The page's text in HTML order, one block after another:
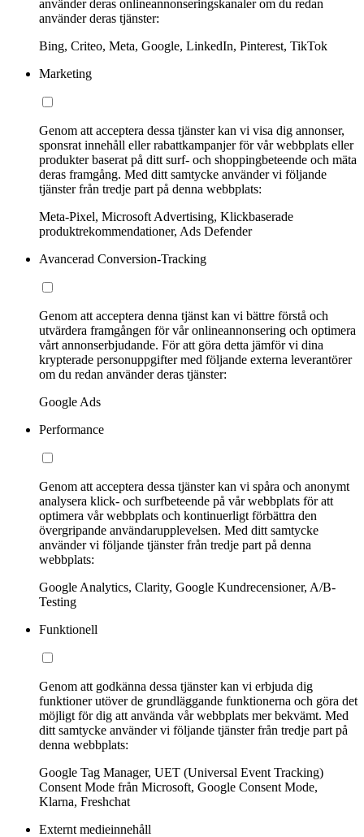
använder deras onlineannonseringskanaler om du redan
använder deras tjänster:
Bing, Criteo, Meta, Google, LinkedIn, Pinterest, TikTok
Marketing
Genom att acceptera dessa tjänster kan vi visa dig annonser,
sponsrat innehåll eller rabattkampanjer för vår webbplats eller
produkter baserat på ditt surf- och shoppingbeteende och mäta
deras framgång. Med ditt samtycke använder vi följande
tjänster från tredje part på denna webbplats:
Meta-Pixel, Microsoft Advertising, Klickbaserade
produktrekommendationer, Ads Defender
Avancerad Conversion-Tracking
Genom att acceptera denna tjänst kan vi bättre förstå och
utvärdera framgången för vår onlineannonsering och optimera
vårt annonserbjudande. För att göra detta jämför vi dina
krypterade personuppgifter med följande externa leverantörer
om du redan använder deras tjänster:
Google Ads
Performance
Genom att acceptera dessa tjänster kan vi spåra och anonymt
analysera klick- och surfbeteende på vår webbplats för att
optimera vår webbplats och kontinuerligt förbättra den
övergripande användarupplevelsen. Med ditt samtycke
använder vi följande tjänster från tredje part på denna
webbplats:
Google Analytics, Clarity, Google Kundrecensioner, A/B-
Testing
Funktionell
Genom att godkänna dessa tjänster kan vi erbjuda dig
funktioner utöver de grundläggande funktionerna och göra det
möjligt för dig att använda vår webbplats mer bekvämt. Med
ditt samtycke använder vi följande tjänster från tredje part på
denna webbplats:
Google Tag Manager, UET (Universal Event Tracking)
Consent Mode från Microsoft, Google Consent Mode,
Klarna, Freshchat
Externt medieinnehåll